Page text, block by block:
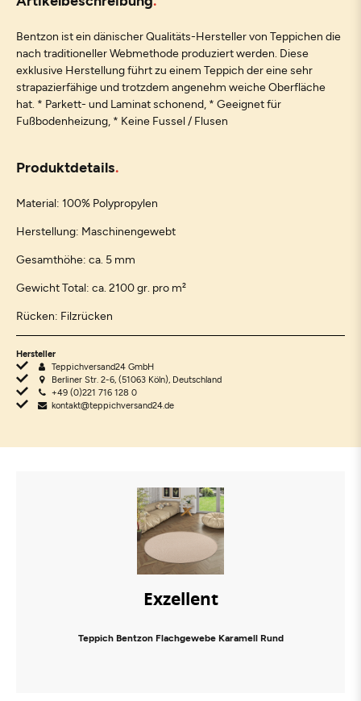
Bentzon ist ein dänischer Qualitäts-Hersteller von Teppichen die
nach traditioneller Webmethode produziert werden. Diese
exklusive Herstellung führt zu einem Teppich der eine sehr
strapazierfähige und trotzdem angenehm weiche Oberfläche
hat. * Parkett- und Laminat schonend, * Geeignet für
Fußbodenheizung, * Keine Fussel / Flusen
Produktdetails
Material: 100% Polypropylen
Herstellung: Maschinengewebt
Gesamthöhe: ca. 5 mm
Gewicht Total: ca. 2100 gr. pro m²
Rücken: Filzrücken
Hersteller
Teppichversand24 GmbH
Berliner Str. 2-6, (51063 Köln), Deutschland
+49 (0)221 716 128 0
kontakt@teppichversand24.de
Exzellent
Teppich Bentzon Flachgewebe Karamell Rund